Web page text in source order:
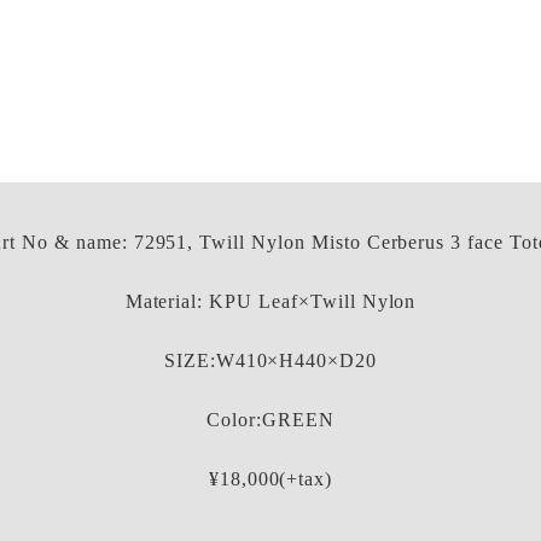
No & name: 72951, Twill Nylon Misto Cerberus 3 face
Material: KPU Leaf×Twill Nylon
SIZE:W410×H440×D20
Color:GREEN
¥18,000(+tax)